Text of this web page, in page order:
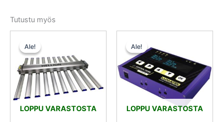
Tutustu myös
Ale!
LOPPU VARASTOSTA
Ale!
1898,00 €.1423,50 €.
Ale!
LOPPU VARASTOSTA
Ale!
oli:
506,50 €.379,88 €.